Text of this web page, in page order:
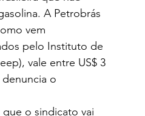
A Petrobrás
vem
pelo Instituto de
vale entre US$ 3
o
o sindicato vai